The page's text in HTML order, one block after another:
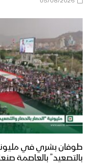
طوفان بشري في مليونية
بالتصعيد” بالعاصمة